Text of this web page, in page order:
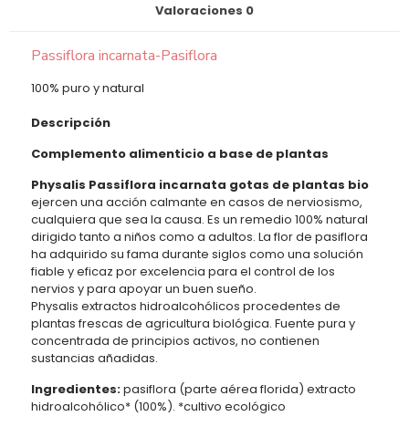
Valoraciones 0
Passiflora incarnata-Pasiflora
100% puro y natural
Descripción
Complemento alimenticio a base de plantas
Physalis Passiflora incarnata gotas de plantas bio
ejercen una acción calmante en casos de nerviosismo,
cualquiera que sea la causa. Es un remedio 100% natural
dirigido tanto a niños como a adultos. La flor de pasiflora
ha adquirido su fama durante siglos como una solución
fiable y eficaz por excelencia para el control de los
nervios y para apoyar un buen sueño.
Physalis extractos hidroalcohólicos procedentes de
plantas frescas de agricultura biológica. Fuente pura y
concentrada de principios activos, no contienen
sustancias añadidas.
Ingredientes:pasiflora (parte aérea florida) extracto
hidroalcohólico* (100%). *cultivo ecológico